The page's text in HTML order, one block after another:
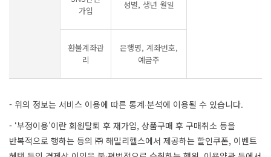
가입
성별, 생년 월일
환불계좌관
리
은행명, 계좌번호,
예금주
- 위의 정보는 서비스 이용에 따른 통계∙분석에 이용될 수 있습니다.
- ‘부정이용’이란 회원탈퇴 후 재가입, 상품구매 후 구매취소 등을
반복적으로 행하는 등의 ㈜ 해밀리헬스에서 제공하는 할인쿠폰, 이벤트